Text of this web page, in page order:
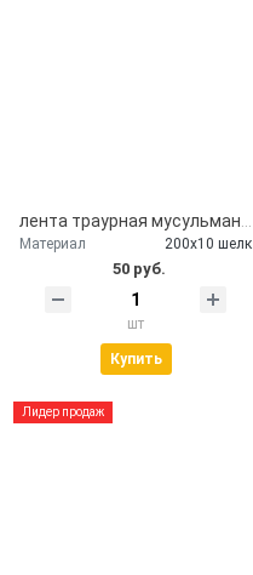
лента траурная мусульманская
Материал 200х10 шелк
50 руб.
шт
Купить
Лидер продаж